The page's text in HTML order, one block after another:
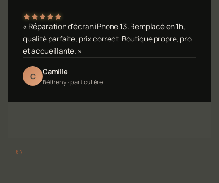
« Réparation d'écran iPhone 13. Remplacé en 1h,
qualité parfaite, prix correct. Boutique propre, pro
et accueillante. »
C Camille
Bétheny · particulière